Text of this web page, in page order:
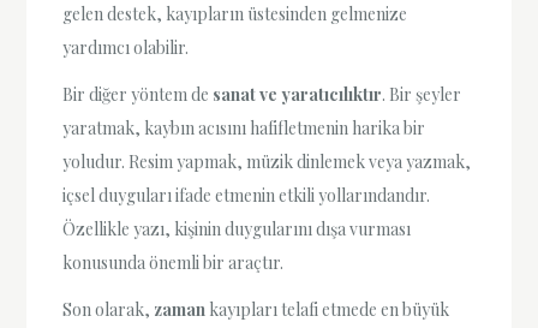
gelen destek, kayıpların üstesinden gelmenize
yardımcı olabilir.
Bir diğer yöntem de sanat ve yaratıcılıktır. Bir şeyler
yaratmak, kaybın acısını hafifletmenin harika bir
yoludur. Resim yapmak, müzik dinlemek veya yazmak,
içsel duyguları ifade etmenin etkili yollarındandır.
Özellikle yazı, kişinin duygularını dışa vurması
konusunda önemli bir araçtır.
Son olarak, zaman kayıpları telafi etmede en büyük